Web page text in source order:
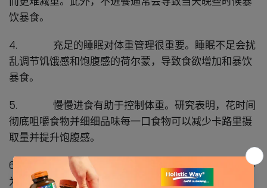
饮暴食。
4.
充足的睡眠对体重管理很重要。睡眠不足会扰
乱调节饥饿感和饱腹感的荷尔蒙，导致食欲增加和暴饮
暴食。
5.慢慢进食有助于控制体重。研究表明，花时间
彻底咀嚼食物并细细品味每一口食物可以减少卡路里摄
取量并提升饱腹感。
6.
辛辣食物有助于促进新陈代谢。辣椒素是一种
为辣椒提供热量的化合物，已被证明可以增加新陈代谢